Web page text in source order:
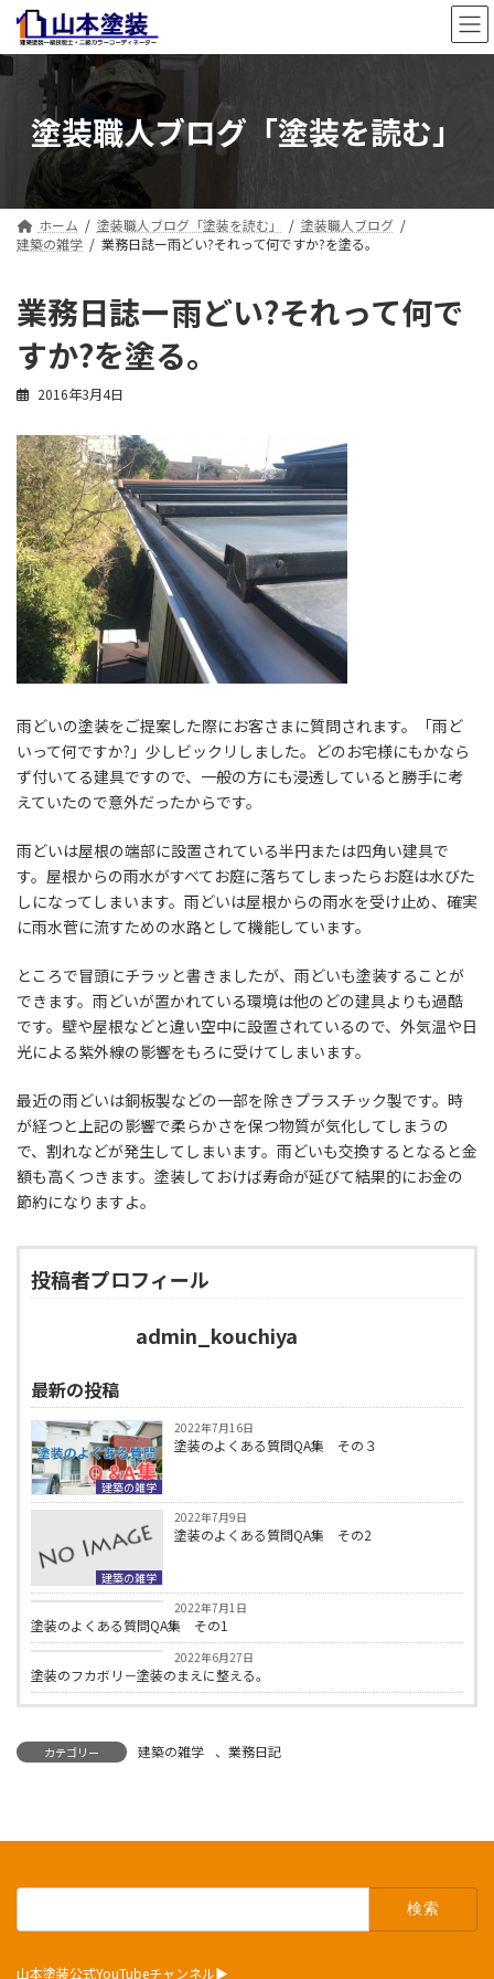
テ
ン
プ
ゲ
ー
動
塗装職人ブログ「塗装を読む」
ホーム 塗装職人ブログ「塗装を読む」
塗装職人ブログ
建築の雑学
業務日誌ー雨どい?それって何ですか?を塗る。
業務日誌ー雨どい?それって何で
すか?を塗る。
2016年3月4日
雨どいの塗装をご提案した際にお客さまに質問されます。「雨ど
いって何ですか?」少しビックリしました。どのお宅様にもかなら
ず付いてる建具ですので、一般の方にも浸透していると勝手に考
えていたので意外だったからです。
雨どいは屋根の端部に設置されている半円または四角い建具で
す。屋根からの雨水がすべてお庭に落ちてしまったらお庭は水びた
しになってしまいます。雨どいは屋根からの雨水を受け止め、確実
に雨水菅に流すための水路として機能しています。
ところで冒頭にチラッと書きましたが、雨どいも塗装することが
できます。雨どいが置かれている環境は他のどの建具よりも過酷
です。壁や屋根などと違い空中に設置されているので、外気温や日
光による紫外線の影響をもろに受けてしまいます。
最近の雨どいは銅板製などの一部を除きプラスチック製です。時
が経つと上記の影響で柔らかさを保つ物質が気化してしまうの
で、割れなどが発生してしまいます。雨どいも交換するとなると金
額も高くつきます。塗装しておけば寿命が延びて結果的にお金の
節約になりますよ。
投稿者プロフィール
admin_kouchiya
最新の投稿
建築の雑学
2022年7月16日
塗装のよくある質問QA集 その３
建築の雑学
2022年7月9日
塗装のよくある質問QA集 その2
建築の雑学
2022年7月1日
塗装のよくある質問QA集 その1
建築の雑学
2022年6月27日
塗装のフカボリ－塗装のまえに整える。
カテゴリー 建築の雑学 、 業務日記
検
山本塗装公式YouTubeチャンネル▶︎